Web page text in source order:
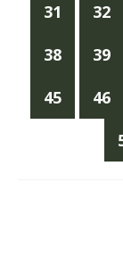
31
32
38
39
45
46